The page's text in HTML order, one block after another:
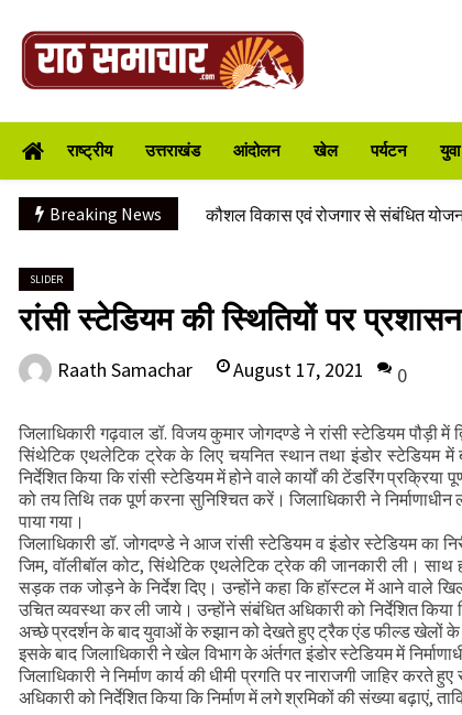
content
राष्ट्रीय उत्तराखंड आंदोलन खेल पर्यटन
Breaking News
CS ने वाह्य सहायतित परियोजनाओं की
संवेदनशील स्थलों का लार्ज स्केल पर होगा
वाहन दुर्घटनाग्रस्त, पांच की मौत
कौशल विकास एवं रोजगार से संबंधित
रिखणीखाल में तीन दिवसीय विशेषज्ञ
CS ने वाह्य सहायतित परियोजनाओं की
संवेदनशील स्थलों का लार्ज स्केल पर होगा
वाहन दुर्घटनाग्रस्त, पांच की मौत
कौशल विकास एवं रोजगार से संबंधित
वन भूमि हस्तांतरण की बैठक
SLIDER
रांसी स्टेडियम की स्थितियों पर
Raath Samachar August 17, 2021 0
जिलाधिकारी गढ़वाल डॉ. विजय कुमार जोगदण्डे ने रांसी स्टेडियम पौड़ी
सिंथेटिक एथलेटिक ट्रेक के लिए चयनित स्थान तथा इंडोर स्टेडियम में
निर्देशित किया कि रांसी स्टेडियम में होने वाले कार्यों की टेंडरिंग
को तय तिथि तक पूर्ण करना सुनिश्चित करें। जिलाधिकारी ने
पाया गया।
जिलाधिकारी डॉ. जोगदण्डे ने आज रांसी स्टेडियम व इंडोर स्टेडियम का
जिम, वॉलीबॉल कोट, सिंथेटिक एथलेटिक ट्रेक की जानकारी ली। साथ
सड़क तक जोड़ने के निर्देश दिए। उन्होंने कहा कि हॉस्टल में आने वाले
उचित व्यवस्था कर ली जाये। उन्होंने संबंधित अधिकारी को निर्देशित
अच्छे प्रदर्शन के बाद युवाओं के रुझान को देखते हुए ट्रैक एंड फील्ड खेलों के
इसके बाद जिलाधिकारी ने खेल विभाग के अंर्तगत इंडोर स्टेडियम में
जिलाधिकारी ने निर्माण कार्य की धीमी प्रगति पर नाराजगी जाहिर करते
अधिकारी को निर्देशित किया कि निर्माण में लगे श्रमिकों की संख्या बढ़ाएं,